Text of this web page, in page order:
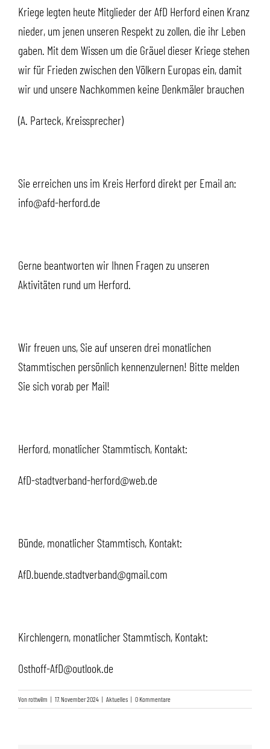
Kriege legten heute Mitglieder der AfD Herford einen Kranz
nieder, um jenen unseren Respekt zu zollen, die ihr Leben
gaben. Mit dem Wissen um die Gräuel dieser Kriege stehen
wir für Frieden zwischen den Völkern Europas ein, damit
wir und unsere Nachkommen keine Denkmäler brauchen
(A. Parteck, Kreissprecher)
Sie erreichen uns im Kreis Herford direkt per Email an:
info@afd-herford.de
Gerne beantworten wir Ihnen Fragen zu unseren
Aktivitäten rund um Herford.
Wir freuen uns, Sie auf unseren drei monatlichen
Stammtischen persönlich kennenzulernen! Bitte melden
Sie sich vorab per Mail!
Herford, monatlicher Stammtisch, Kontakt:
AfD-stadtverband-herford@web.de
Bünde, monatlicher Stammtisch, Kontakt:
AfD.buende.stadtverband@gmail.com
Kirchlengern, monatlicher Stammtisch, Kontakt:
Osthoff-AfD@outlook.de
Vonrottwilm | 17. November 2024 | Aktuelles | 0 Kommentare